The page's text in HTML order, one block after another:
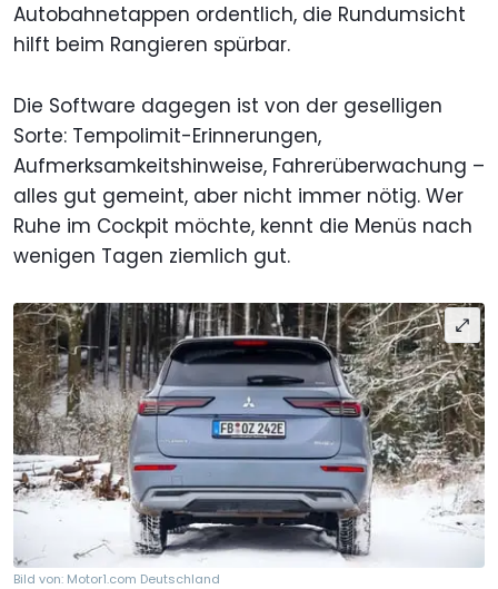
Autobahnetappen ordentlich, die Rundumsicht
hilft beim Rangieren spürbar.
Die Software dagegen ist von der geselligen
Sorte: Tempolimit-Erinnerungen,
Aufmerksamkeitshinweise, Fahrerüberwachung –
alles gut gemeint, aber nicht immer nötig. Wer
Ruhe im Cockpit möchte, kennt die Menüs nach
wenigen Tagen ziemlich gut.
Bild von: Motor1.com Deutschland